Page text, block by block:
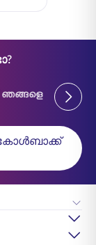
ഞങ്ങളെ
Previous